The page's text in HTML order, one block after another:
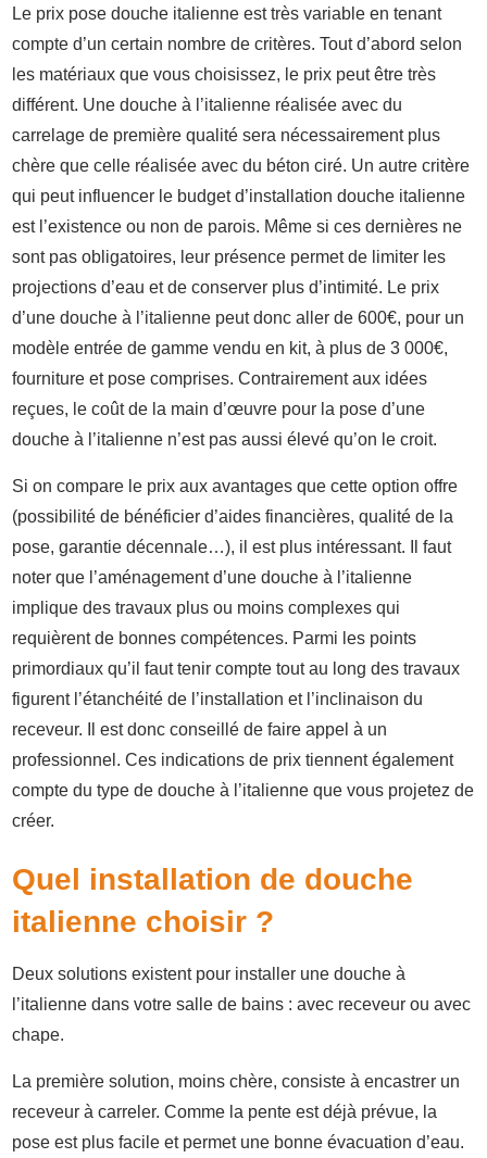
Le prix pose douche italienne est très variable en tenant
compte d’un certain nombre de critères. Tout d’abord selon
les matériaux que vous choisissez, le prix peut être très
différent. Une douche à l’italienne réalisée avec du
carrelage de première qualité sera nécessairement plus
chère que celle réalisée avec du béton ciré. Un autre critère
qui peut influencer le budget d’installation douche italienne
est l’existence ou non de parois. Même si ces dernières ne
sont pas obligatoires, leur présence permet de limiter les
projections d’eau et de conserver plus d’intimité. Le prix
d’une douche à l’italienne peut donc aller de 600€, pour un
modèle entrée de gamme vendu en kit, à plus de 3 000€,
fourniture et pose comprises. Contrairement aux idées
reçues, le coût de la main d’œuvre pour la pose d’une
douche à l’italienne n’est pas aussi élevé qu’on le croit.
Si on compare le prix aux avantages que cette option offre
(possibilité de bénéficier d’aides financières, qualité de la
pose, garantie décennale…), il est plus intéressant. Il faut
noter que l’aménagement d’une douche à l’italienne
implique des travaux plus ou moins complexes qui
requièrent de bonnes compétences. Parmi les points
primordiaux qu’il faut tenir compte tout au long des travaux
figurent l’étanchéité de l’installation et l’inclinaison du
receveur. Il est donc conseillé de faire appel à un
professionnel. Ces indications de prix tiennent également
compte du type de douche à l’italienne que vous projetez de
créer.
Quel installation de douche
italienne choisir ?
Deux solutions existent pour installer une douche à
l’italienne dans votre salle de bains : avec receveur ou avec
chape.
La première solution, moins chère, consiste à encastrer un
receveur à carreler. Comme la pente est déjà prévue, la
pose est plus facile et permet une bonne évacuation d’eau.